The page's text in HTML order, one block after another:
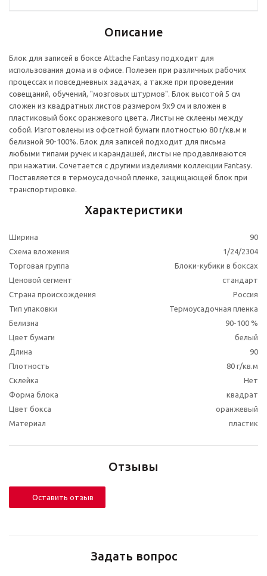
Описание
Блок для записей в боксе Attache Fantasy подходит для
использования дома и в офисе. Полезен при различных рабочих
процессах и повседневных задачах, а также при проведении
совещаний, обучений, "мозговых штурмов". Блок высотой 5 см
сложен из квадратных листов размером 9x9 см и вложен в
пластиковый бокс оранжевого цвета. Листы не склеены между
собой. Изготовлены из офсетной бумаги плотностью 80 г/кв.м и
белизной 90-100%. Блок для записей подходит для письма
любыми типами ручек и карандашей, листы не продавливаются
при нажатии. Сочетается с другими изделиями коллекции Fantasy.
Поставляется в термоусадочной пленке, защищающей блок при
транспортировке.
Характеристики
Ширина
90
Схема вложения
1/24/2304
Торговая группа
Блоки-кубики в боксах
Ценовой сегмент
стандарт
Страна происхождения
Россия
Тип упаковки
Термоусадочная пленка
Белизна
90-100 %
Цвет бумаги
белый
Длина
90
Плотность
80 г/кв.м
Склейка
Нет
Форма блока
квадрат
Цвет бокса
оранжевый
Материал
пластик
Отзывы
Оставить отзыв
Задать вопрос